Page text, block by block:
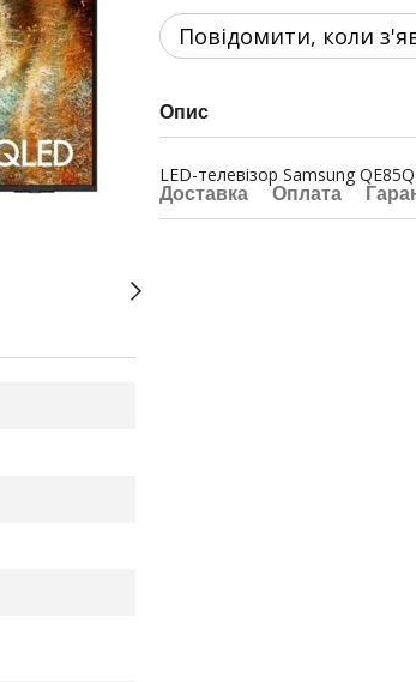
Повідомити, коли
Опис
LED-телевізор Samsung
Доставка Оплата